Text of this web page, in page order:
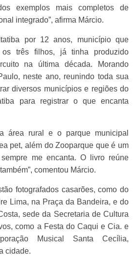
exemplos mais completos de
integrado”, afirma Márcio.
por 12 anos, município que
três filhos, já tinha produzido
na última década. Morando
neste ano, reunindo toda sua
diversos municípios e regiões do
para registrar o que encanta
área rural e o parque municipal
pet, além do Zooparque que é um
me encanta. O livro reúne
comentou Márcio.
fotografados casarões, como do
Lima, na Praça da Bandeira, e do
sede da Secretaria de Cultura
como a Festa do Caqui e Cia. e
Musical Santa Cecília,
cidade.